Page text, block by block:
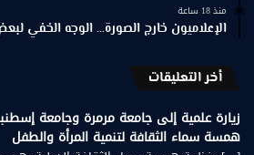
منذ 18 ساعة
الإعلاميون خارج الصورة… الوجه الخفي
أخر التعليقات
همسة سماء الثقافة لتنمية المرأة والطفل